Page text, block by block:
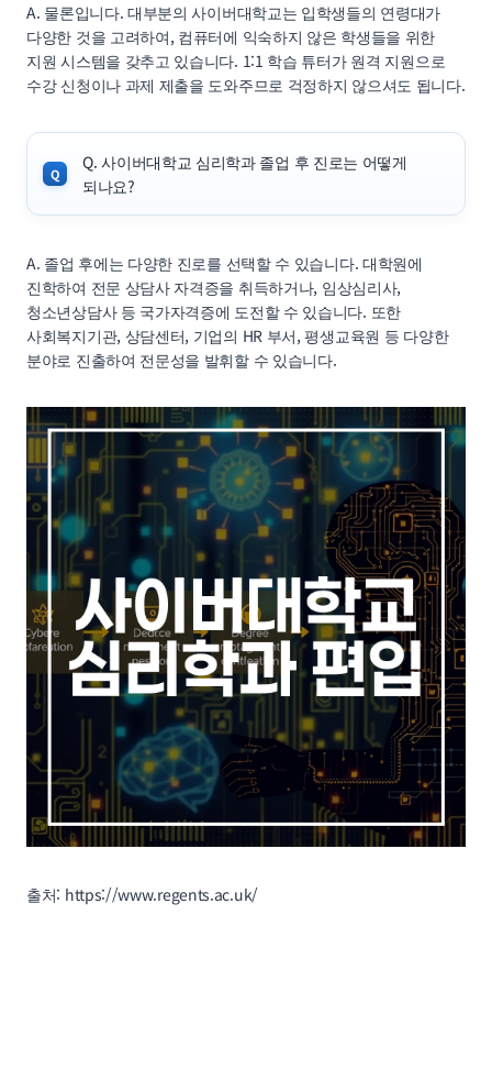
A. 물론입니다. 대부분의 사이버대학교는 입학생들의 연령대가
다양한 것을 고려하여, 컴퓨터에 익숙하지 않은 학생들을 위한
지원 시스템을 갖추고 있습니다. 1:1 학습 튜터가 원격 지원으로
수강 신청이나 과제 제출을 도와주므로 걱정하지 않으셔도 됩니다.
Q. 사이버대학교 심리학과 졸업 후 진로는 어떻게
되나요?
A. 졸업 후에는 다양한 진로를 선택할 수 있습니다. 대학원에
진학하여 전문 상담사 자격증을 취득하거나, 임상심리사,
청소년상담사 등 국가자격증에 도전할 수 있습니다. 또한
사회복지기관, 상담센터, 기업의 HR 부서, 평생교육원 등 다양한
분야로 진출하여 전문성을 발휘할 수 있습니다.
출처: https://www.regents.ac.uk/